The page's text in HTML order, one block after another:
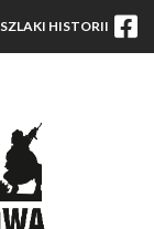
SZLAKI HISTORII